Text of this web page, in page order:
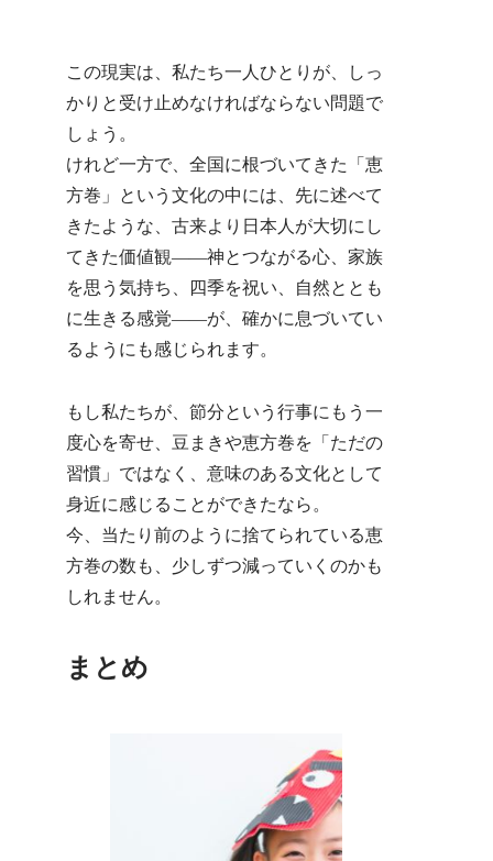
この現実は、私たち一人ひとりが、しっ
かりと受け止めなければならない問題で
しょう。
けれど一方で、全国に根づいてきた「恵
方巻」という文化の中には、先に述べて
きたような、古来より日本人が大切にし
てきた価値観――神とつながる心、家族
を思う気持ち、四季を祝い、自然ととも
に生きる感覚――が、確かに息づいてい
るようにも感じられます。
もし私たちが、節分という行事にもう一
度心を寄せ、豆まきや恵方巻を「ただの
習慣」ではなく、意味のある文化として
身近に感じることができたなら。
今、当たり前のように捨てられている恵
方巻の数も、少しずつ減っていくのかも
しれません。
まとめ